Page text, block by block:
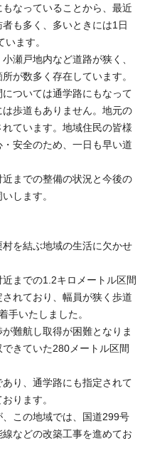
なっていることから、最近
も多く、多いときには1日
ます。
瀬戸地内など道路が狭く、
が数多く存在しています。
ついては通学路にもなって
歩道もありません。地元の
ています。地域住民の皆様
安全のため、一日も早い道
までの整備の状況と今後の
します。
を結ぶ地域の生活に欠かせ
までの1.2キロメートル区間
れており、幅員が狭く歩道
手いたしました。
難航し取得が困難となりま
きていた280メートル区間
り、通学路にも指定されて
ります。
この地域では、国道299号
などの改築工事を進めてお